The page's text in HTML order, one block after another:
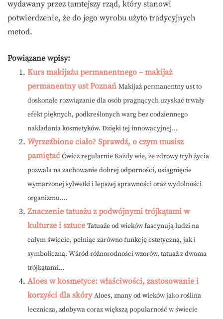
wydawany przez tamtejszy rząd, który stanowi
potwierdzenie, że do jego wyrobu użyto tradycyjnych
metod.
Powiązane wpisy:
Kurs makijażu permanentnego – makijaż
permanentny ust Poznań Makijaż permanentny ust to
doskonałe rozwiązanie dla osób pragnących uzyskać trwały
efekt pięknych, podkreślonych warg bez codziennego
nakładania kosmetyków. Dzięki tej innowacyjnej...
Wyrzeźbione ciało? Sprawdź, o czym musisz
pamiętać Ćwicz regularnie Każdy wie, że zdrowy tryb życia
pozwala na zachowanie dobrej odporności, osiągnięcie
wymarzonej sylwetki i lepszej sprawności oraz wydolności
organizmu....
Znaczenie tatuażu z podwójnymi trójkątami w
kulturze i sztuce Tatuaże od wieków fascynują ludzi na
całym świecie, pełniąc zarówno funkcję estetyczną, jak i
symboliczną. Wśród różnorodności wzorów, tatuaż z dwoma
trójkątami...
Aloes w kosmetyce: właściwości, zastosowanie i
korzyści dla skóry Aloes, znany od wieków jako roślina
lecznicza, zdobywa coraz większą popularność w świecie